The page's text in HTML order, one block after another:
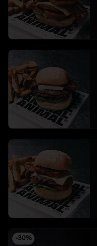
-30%